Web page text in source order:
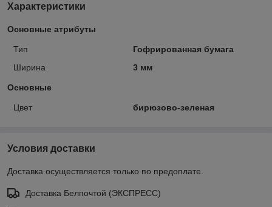
Характеристики
Основные атрибуты
Тип
Гофрированная бумага
Ширина
3 мм
Основные
Цвет бирюзово-зеленая
Условия доставки
Доставка осуществляется только по предоплате.
Доставка Белпочтой (ЭКСПРЕСС)